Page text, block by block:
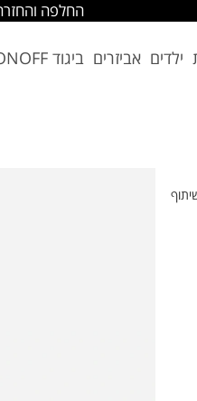
החלפה
ילדים אביזרים ביגוד ONOFF